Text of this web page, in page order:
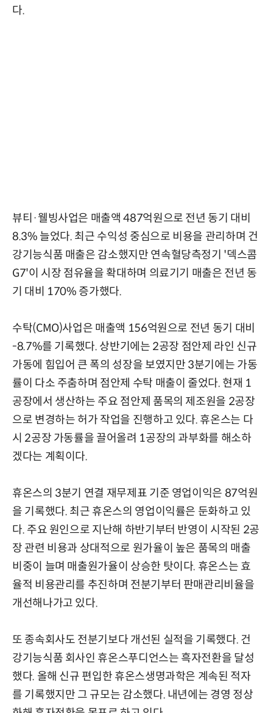
다.
뷰티·웰빙사업은 매출액 487억원으로 전년 동기 대비
8.3% 늘었다. 최근 수익성 중심으로 비용을 관리하며 건
강기능식품 매출은 감소했지만 연속혈당측정기 '덱스콤
G7'이 시장 점유율을 확대하며 의료기기 매출은 전년 동
기 대비 170% 증가했다.
수탁(CMO)사업은 매출액 156억원으로 전년 동기 대비
-8.7%를 기록했다. 상반기에는 2공장 점안제 라인 신규
가동에 힘입어 큰 폭의 성장을 보였지만 3분기에는 가동
률이 다소 주춤하며 점안제 수탁 매출이 줄었다. 현재 1
공장에서 생산하는 주요 점안제 품목의 제조원을 2공장
으로 변경하는 허가 작업을 진행하고 있다. 휴온스는 다
시 2공장 가동률을 끌어올려 1공장의 과부화를 해소하
겠다는 계획이다.
휴온스의 3분기 연결 재무제표 기준 영업이익은 87억원
을 기록했다. 최근 휴온스의 영업이익률은 둔화하고 있
다. 주요 원인으로 지난해 하반기부터 반영이 시작된 2공
장 관련 비용과 상대적으로 원가율이 높은 품목의 매출
비중이 늘며 매출원가율이 상승한 탓이다. 휴온스는 효
율적 비용관리를 추진하며 전분기부터 판매관리비율을
개선해나가고 있다.
또 종속회사도 전분기보다 개선된 실적을 기록했다. 건
강기능식품 회사인 휴온스푸디언스는 흑자전환을 달성
했다. 올해 신규 편입한 휴온스생명과학은 계속된 적자
를 기록했지만 그 규모는 감소했다. 내년에는 경영 정상